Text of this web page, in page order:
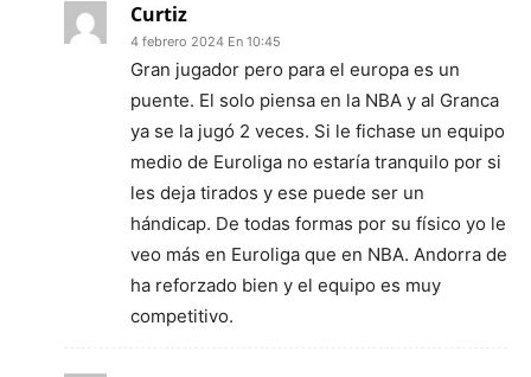
Curtiz
4 febrero 2024 En 10:45
Gran jugador pero para el europa es un
puente. El solo piensa en la NBA y al Granca
ya se la jugó 2 veces. Si le fichase un equipo
medio de Euroliga no estaría tranquilo por si
les deja tirados y ese puede ser un
hándicap. De todas formas por su físico yo le
veo más en Euroliga que en NBA. Andorra de
ha reforzado bien y el equipo es muy
competitivo.